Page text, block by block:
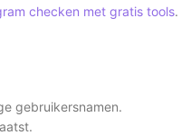
checken met gratis tools.
gebruikersnamen.